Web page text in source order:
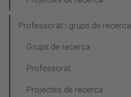
Professorat i grups de recerca
Grups de recerca
Professorat
Projectes de recerca